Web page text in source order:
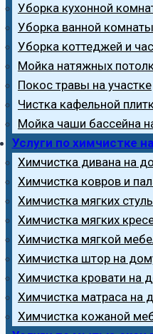
Уборка кухонной
Уборка ванной
Уборка коттеджей и
Мойка натяжных
Покос травы на участке
Чистка кафельной
Мойка чаши бассейна
Услуги по химчистке
Химчистка дивана на
Химчистка ковров и
Химчистка мягких
Химчистка мягких
Химчистка мягкой
Химчистка штор на
Химчистка кровати на
Химчистка матраса на
Химчистка кожаной